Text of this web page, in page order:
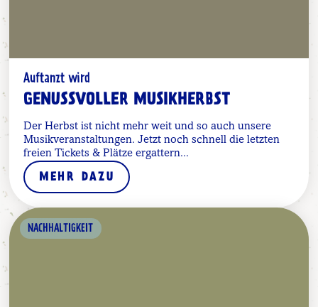
Auftanzt wird
GENUSSVOLLER MUSIKHERBST
Der Herbst ist nicht mehr weit und so auch unsere
Musikveranstaltungen. Jetzt noch schnell die letzten
freien Tickets & Plätze ergattern...
MEHR DAZU
NACHHALTIGKEIT